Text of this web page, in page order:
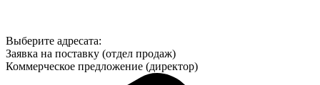
Выберите адресата:
Заявка на поставку (отдел продаж)
Коммерческое предложение (директор)